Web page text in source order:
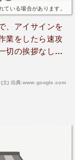
ている場合があります。
、アイサインを
業をしたら速攻
切の挨拶なし。
日本語母語話者
土) 出典:www.google.com